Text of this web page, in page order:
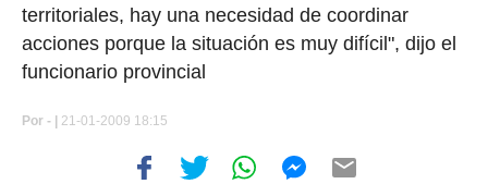
territoriales, hay una necesidad de coordinar
acciones porque la situación es muy difícil", dijo el
funcionario provincial
Por - | 21-01-2009 18:15